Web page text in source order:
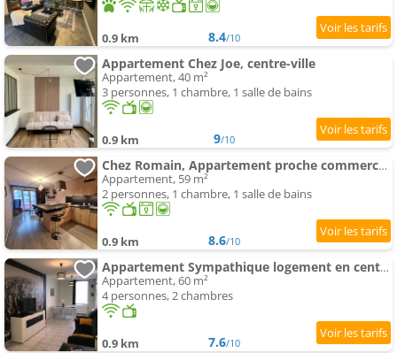
0.9 km 8.4/10
Appartement Chez Joe, centre-ville
Appartement, 40 m²
3 personnes, 1 chambre, 1 salle de bains
0.9 km 9/10
Chez Romain, Appartement proche commerces et centre ville
Appartement, 59 m²
2 personnes, 1 chambre, 1 salle de bains
0.9 km 8.6/10
Appartement Sympathique logement en centre ville
Appartement, 60 m²
4 personnes, 2 chambres
0.9 km 7.6/10